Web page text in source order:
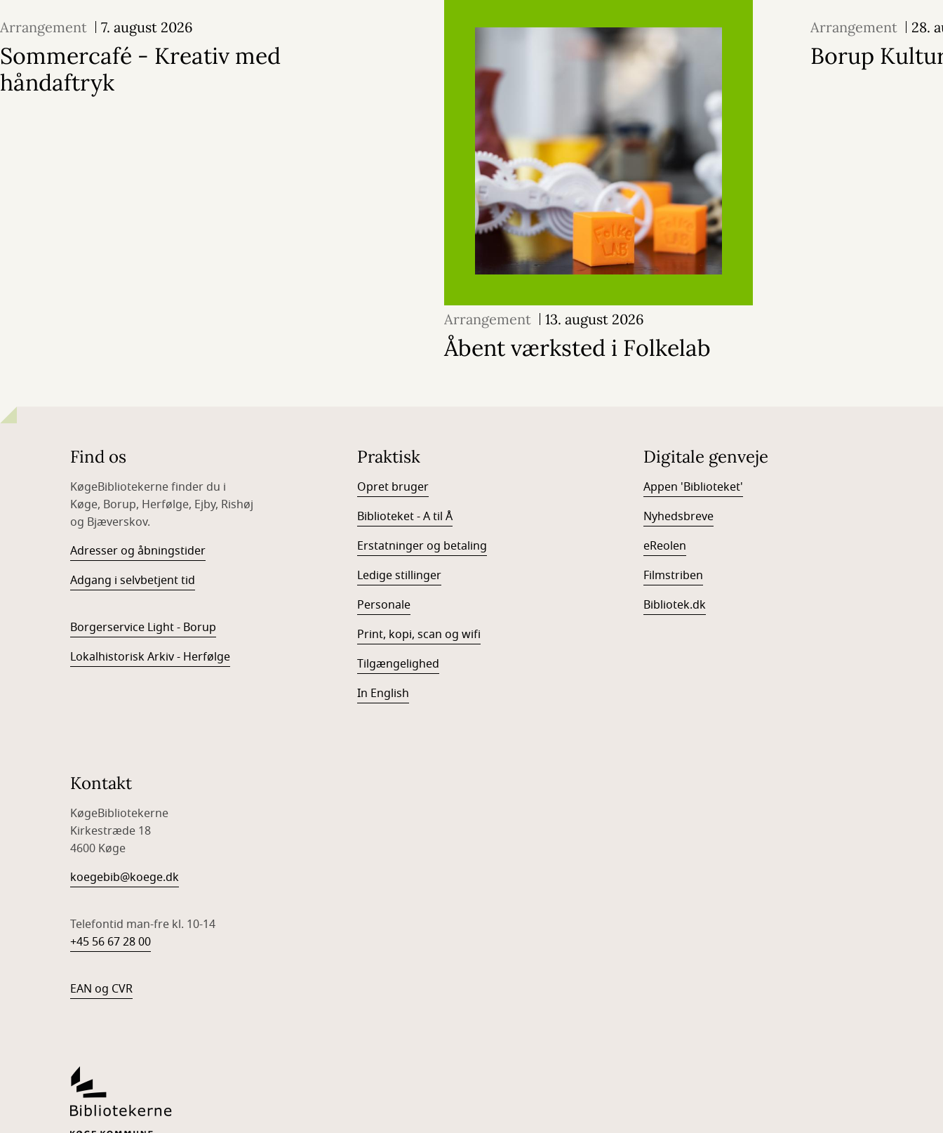
Arrangement 7. august 2026
Sommercafé - Kreativ med
håndaftryk
Arrangement 13. august 2026
Åbent værksted i Folkelab
Arrangement 28.
Borup
Find os
KøgeBibliotekerne finder du i
Køge, Borup, Herfølge, Ejby, Rishøj
og Bjæverskov.
Adresser og åbningstider
Adgang i selvbetjent tid
Borgerservice Light - Borup
Lokalhistorisk Arkiv - Herfølge
Praktisk
Opret bruger
Biblioteket - A til Å
Erstatninger og betaling
Ledige stillinger
Personale
Print, kopi, scan og wifi
Tilgængelighed
In English
Digitale genveje
Appen 'Biblioteket'
Nyhedsbreve
eReolen
Filmstriben
Bibliotek.dk
Kontakt
KøgeBibliotekerne
Kirkestræde 18
4600 Køge
koegebib@koege.dk
Telefontid man-fre kl. 10-14
+45 56 67 28 00
EAN og CVR